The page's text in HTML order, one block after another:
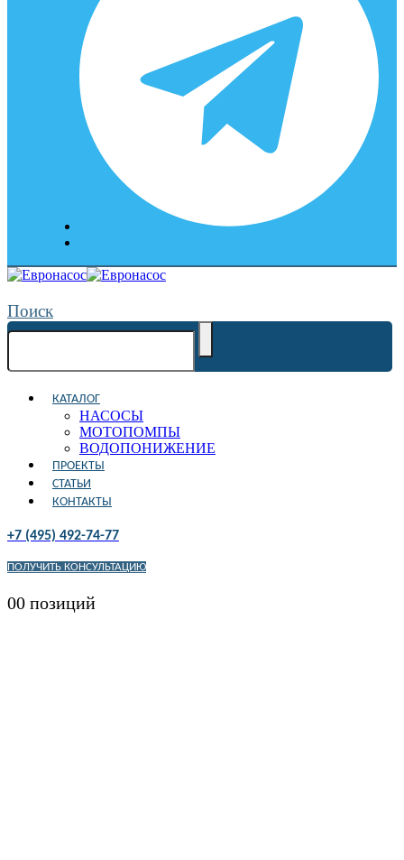
Поиск
КАТАЛОГ
НАСОСЫ
МОТОПОМПЫ
ВОДОПОНИЖЕНИЕ
ПРОЕКТЫ
СТАТЬИ
КОНТАКТЫ
+7 (495) 492-74-77
ПОЛУЧИТЬ КОНСУЛЬТАЦИЮ
00 позиций